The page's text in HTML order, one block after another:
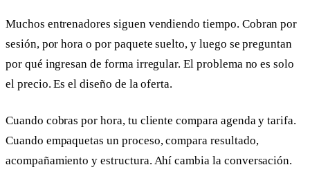
Muchos entrenadores siguen vendiendo tiempo. Cobran por
sesión, por hora o por paquete suelto, y luego se preguntan
por qué ingresan de forma irregular. El problema no es solo
el precio. Es el diseño de la oferta.
Cuando cobras por hora, tu cliente compara agenda y tarifa.
Cuando empaquetas un proceso, compara resultado,
acompañamiento y estructura. Ahí cambia la conversación.